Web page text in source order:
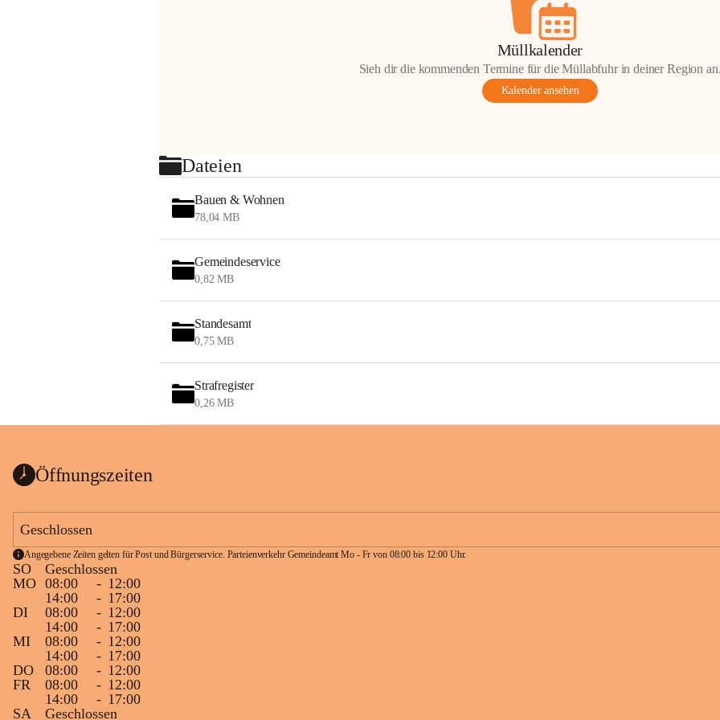
Müllkalender
Sieh dir die kommenden Termine für die Müllabfuhr in deiner Region
Kalender ansehen
Dateien
Bauen & Wohnen
78,04 MB
Gemeindeservice
0,82 MB
Standesamt
0,75 MB
Strafregister
0,26 MB
Öffnungszeiten
Geschlossen
Angegebene Zeiten gelten für Post und Bürgerservice. Parteienverkehr Gemeindeamt Mo - Fr von 08:00 bis 12:00 Uhr.
SO
Geschlossen
MO 08:00 - 12:00
14:00
- 17:00
DI
08:00 - 12:00
14:00
- 17:00
MI
08:00 - 12:00
14:00
- 17:00
DO
08:00 - 12:00
FR
08:00 - 12:00
14:00
- 17:00
SA
Geschlossen